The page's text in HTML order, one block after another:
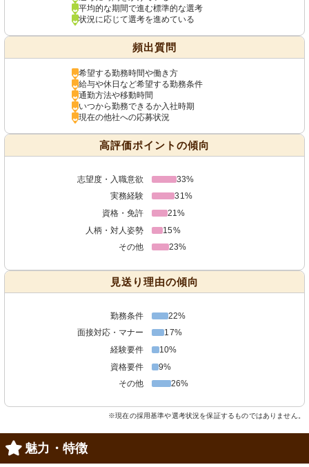
平均的な期間で進む標準的な選考
状況に応じて選考を進めている
頻出質問
希望する勤務時間や働き方
給与や休日など希望する勤務条件
通勤方法や移動時間
いつから勤務できるか入社時期
現在の他社への応募状況
高評価ポイントの傾向
志望度・入職意欲
33%
実務経験
31%
資格・免許
21%
人柄・対人姿勢
15%
その他
23%
見送り理由の傾向
勤務条件
22%
面接対応・マナー
17%
経験要件
10%
資格要件
9%
その他
26%
※現在の採用基準や選考状況を保証するものではありません。
魅力・特徴